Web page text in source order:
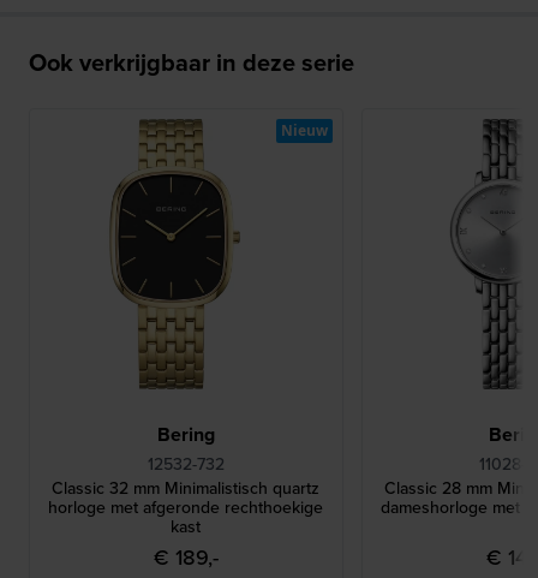
Ook verkrijgbaar in deze serie
Bering
12532-732
Classic 32 mm Minimalistisch quartz
horloge met afgeronde rechthoekige
kast
€ 189,-
Nieuw
11028-
Classic 28 mm
dameshorloge met
€